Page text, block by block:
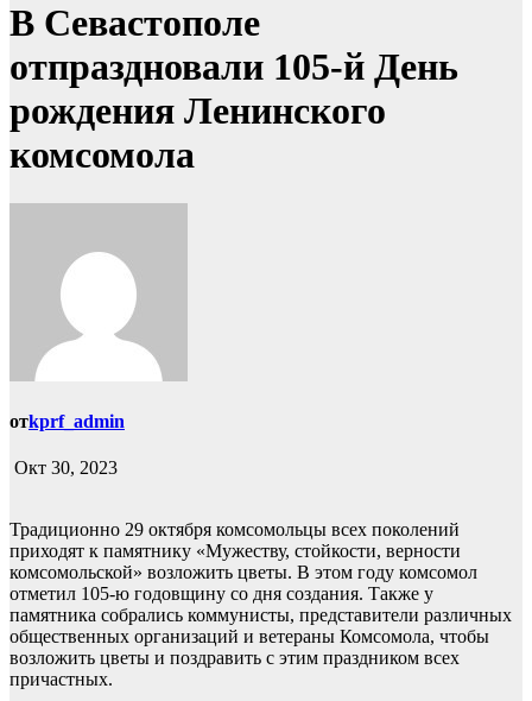
В Севастополе
отпраздновали 105-й День
рождения Ленинского
комсомола
отkprf_admin
Окт 30, 2023
Традиционно 29 октября комсомольцы всех поколений
приходят к памятнику «Мужеству, стойкости, верности
комсомольской» возложить цветы. В этом году комсомол
отметил 105-ю годовщину со дня создания. Также у
памятника собрались коммунисты, представители различных
общественных организаций и ветераны Комсомола, чтобы
возложить цветы и поздравить с этим праздником всех
причастных.